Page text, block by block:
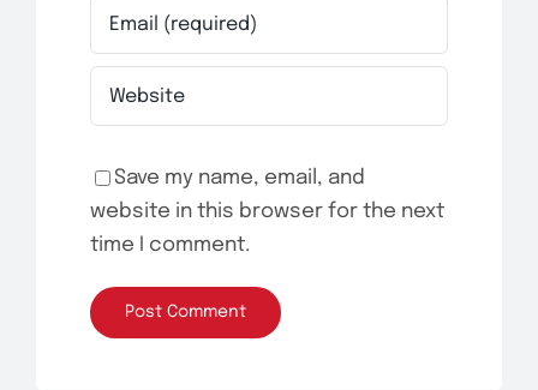
Save my name, email, and
website in this browser for the next
time I comment.